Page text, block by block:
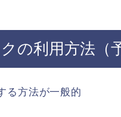
の利用方法（
る方法が一般的